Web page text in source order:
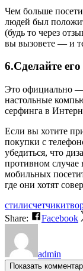
Чем больше
людей был
(будь то через
вы вызовете — и
6.Сделайте
Это официально —
настольные
серфинга в
Если вы хотите
покупки с
убедиться, что
противном случае
мобильных
где они хотят
стилисчетчики
Share:
Facebook
admin
Показать